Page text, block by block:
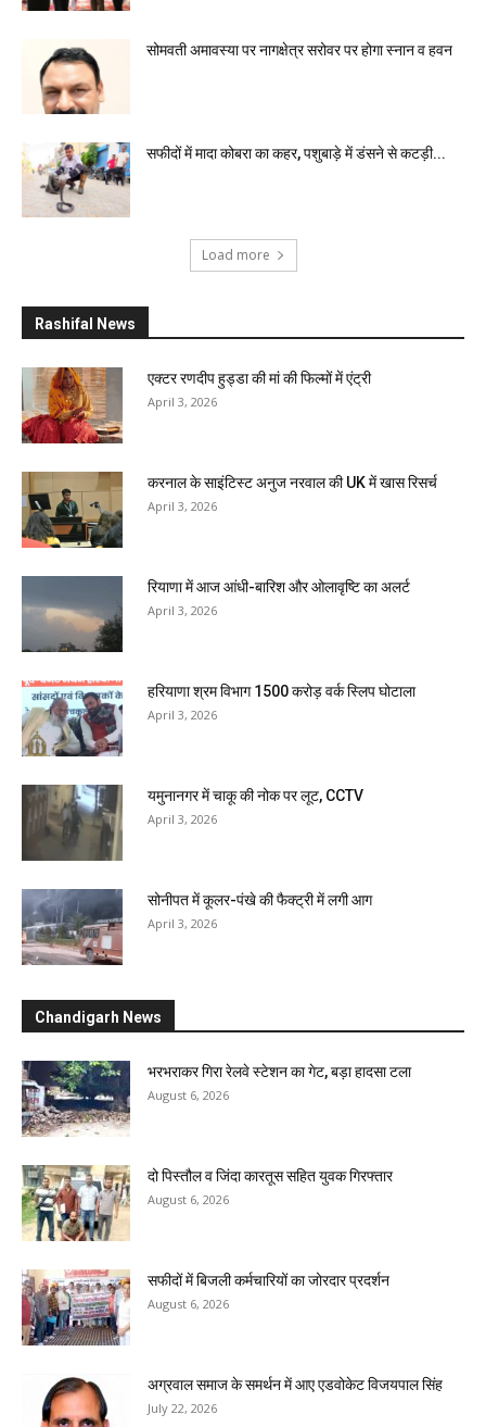
सोमवती अमावस्या पर नागक्षेत्र सरोवर पर होगा स्नान व हवन
सफीदों में मादा कोबरा का कहर, पशुबाड़े में डंसने से कटड़ी...
Load more
Rashifal News
एक्टर रणदीप हुड्डा की मां की फिल्मों में एंट्री
April 3, 2026
करनाल के साइंटिस्ट अनुज नरवाल की UK में खास रिसर्च
April 3, 2026
रियाणा में आज आंधी-बारिश और ओलावृष्टि का अलर्ट
April 3, 2026
हरियाणा श्रम विभाग 1500 करोड़ वर्क स्लिप घोटाला
April 3, 2026
यमुनानगर में चाकू की नोक पर लूट, CCTV
April 3, 2026
सोनीपत में कूलर-पंखे की फैक्ट्री में लगी आग
April 3, 2026
Chandigarh News
भरभराकर गिरा रेलवे स्टेशन का गेट, बड़ा हादसा टला
August 6, 2026
दो पिस्तौल व जिंदा कारतूस सहित युवक गिरफ्तार
August 6, 2026
सफीदों में बिजली कर्मचारियों का जोरदार प्रदर्शन
August 6, 2026
अग्रवाल समाज के समर्थन में आए एडवोकेट विजयपाल सिंह
July 22, 2026